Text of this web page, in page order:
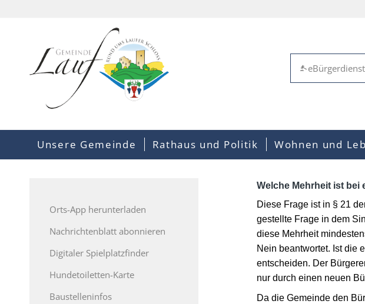
Unsere Gemeinde Rathaus und Politik Wohnen und
Welche Mehrheit ist
Diese Frage ist in § 21
gestellte Frage in dem
diese Mehrheit
Nein beantwortet. Ist die
entscheiden. Der
nur durch einen neuen
Da die Gemeinde den
Orts-App herunterladen
Nachrichtenblatt abonnieren
Digitaler Spielplatzfinder
Hundetoiletten-Karte
Baustelleninfos